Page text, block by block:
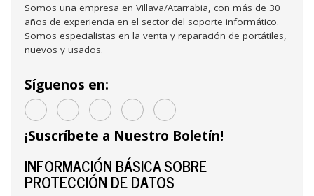
Somos una empresa en Villava/Atarrabia, con más de 30
años de experiencia en el sector del soporte informático.
Somos especialistas en la venta y reparación de portátiles,
nuevos y usados.
Síguenos en:
¡Suscríbete a Nuestro Boletín!
INFORMACIÓN BÁSICA SOBRE
PROTECCIÓN DE DATOS